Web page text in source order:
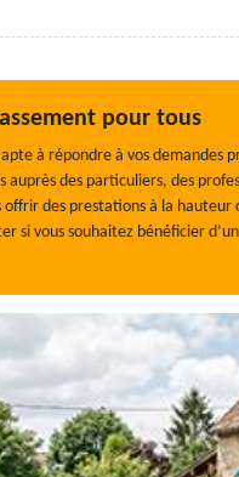
pour tous
à répondre à vos demandes
des particuliers, des
des prestations à la
si vous souhaitez bénéficier